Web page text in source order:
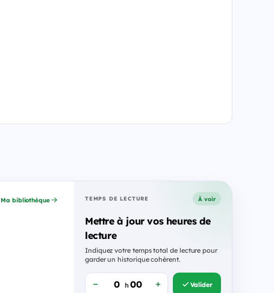
Ma bibliothèque TEMPS DE LECTURE À voir
Mettre à jour vos heures de
lecture
Indiquez votre temps total de lecture pour
garder un historique cohérent.
h Valider